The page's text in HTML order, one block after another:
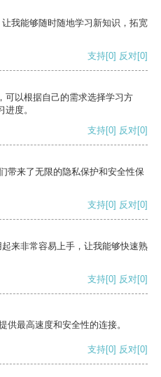
我能够随时随地学习新知识，拓宽
支持[0] 反对[0]
可以根据自己的需求选择学习方
度。
支持[0] 反对[0]
带来了无限的隐私保护和安全性保
支持[0] 反对[0]
来非常容易上手，让我能够快速熟
支持[0] 反对[0]
供最高速度和安全性的连接。
支持[0] 反对[0]